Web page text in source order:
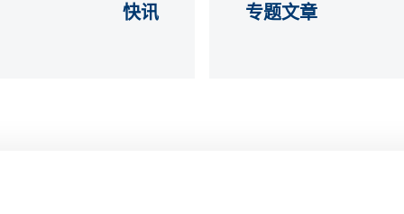
快讯 专题文章